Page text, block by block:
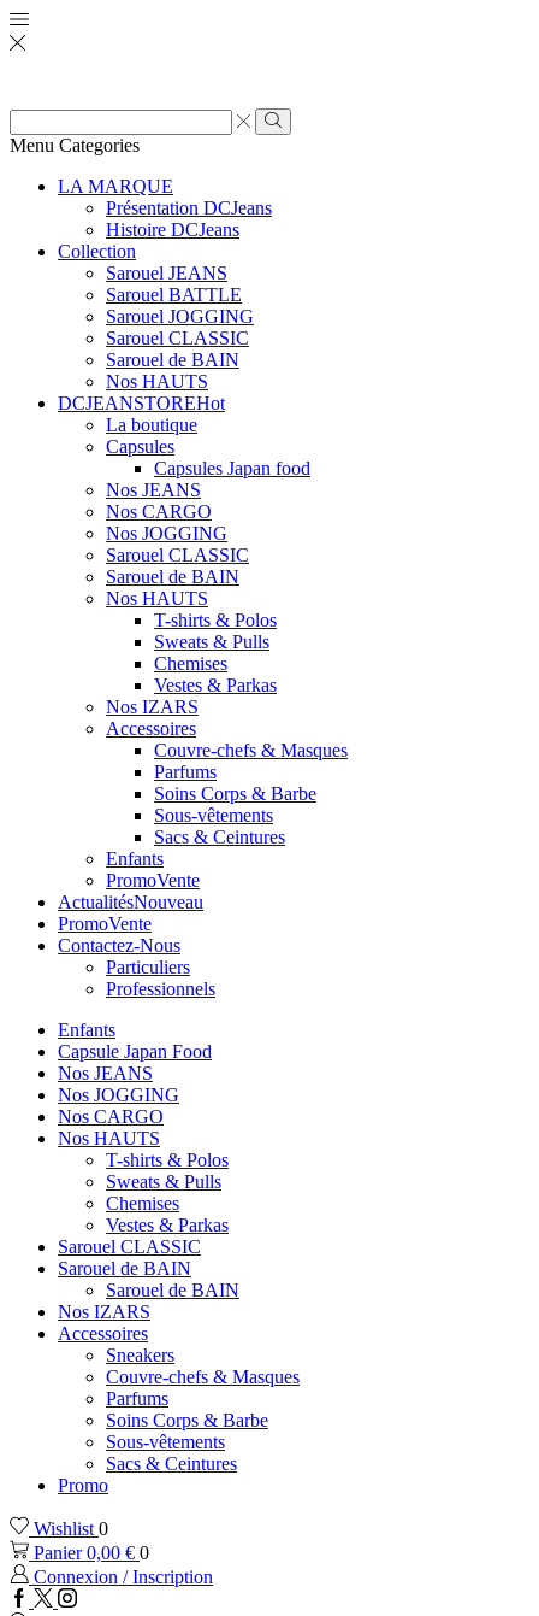
Zone
de
Rechercher
Menu Categories
LA MARQUE
Présentation DCJeans
Histoire DCJeans
Collection
Sarouel JEANS
Sarouel BATTLE
Sarouel JOGGING
Sarouel CLASSIC
Sarouel de BAIN
Nos HAUTS
DCJEANSTOREHot
La boutique
Capsules
Capsules Japan food
Nos JEANS
Nos CARGO
Nos JOGGING
Sarouel CLASSIC
Sarouel de BAIN
Nos HAUTS
T-shirts & Polos
Sweats & Pulls
Chemises
Vestes & Parkas
Nos IZARS
Accessoires
Couvre-chefs & Masques
Parfums
Soins Corps & Barbe
Sous-vêtements
Sacs & Ceintures
Enfants
PromoVente
ActualitésNouveau
PromoVente
Contactez-Nous
Particuliers
Professionnels
Enfants
Capsule Japan Food
Nos JEANS
Nos JOGGING
Nos CARGO
Nos HAUTS
T-shirts & Polos
Sweats & Pulls
Chemises
Vestes & Parkas
Sarouel CLASSIC
Sarouel de BAIN
Sarouel de BAIN
Nos IZARS
Accessoires
Sneakers
Couvre-chefs & Masques
Parfums
Soins Corps & Barbe
Sous-vêtements
Sacs & Ceintures
Promo
Wishlist 0
Panier0,00 € 0
Connexion / Inscription
Facebook
TwitterInstagram